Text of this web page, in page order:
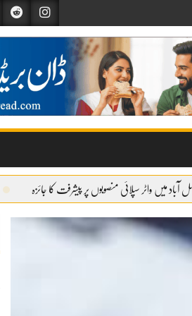
آباد میں واٹر سپلائی منصوبوں پر پیشرفت کا جائزہ